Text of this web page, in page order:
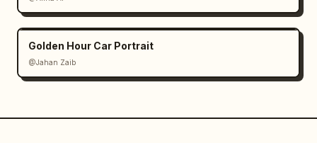
Golden Hour Car Portrait
@Jahan Zaib